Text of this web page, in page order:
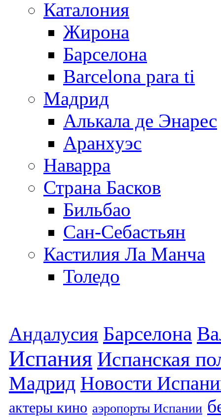
Каталония
Жирона
Барселона
Barcelona para ti
Мадрид
Алькала де Энарес
Аранхуэс
Наварра
Страна Басков
Бильбао
Сан-Себастьян
Кастилия Ла Манча
Толедо
Андалусия Барселона
Испания Испанская
Мадрид Новости
актеры кино аэропорты Испании